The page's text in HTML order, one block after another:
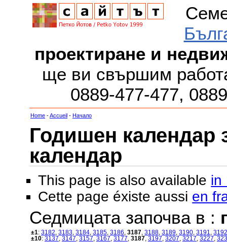
проектиране и
ще ви свършим
0889-477-477,
Home -Accueil - Начало
Годишен календар
календар
This page is also available in
Cette page éxiste aussi en
Седмицата започва в :
±1: 3182 3183 3184 3185 3186 3187 3188 3189 3190 3191
3192
±10: 3137 3147 3157 3167 3177 3187 3197 3207 3217 3227